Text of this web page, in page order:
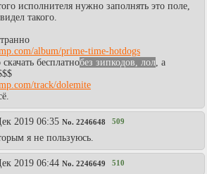
исполнителя нужно заполнять это поле,
такого.
album/prime-time-hotdogs
бесплатнобез зипкодов, лол, а
track/dolemite
2019 06:35 No. 2246648 509
я не пользуюсь.
2019 06:44 No. 2246649 510